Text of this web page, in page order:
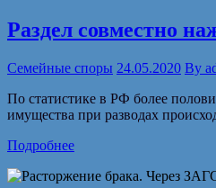
Раздел совместно
Семейные споры 24.05.2020 By
По статистике в РФ более
имущества при разводах
Подробнее